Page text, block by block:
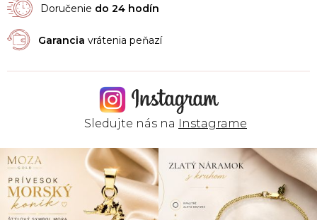
Doručenie do 24 hodín
Garancia vrátenia peňazí
Sledujte nás na Instagrame